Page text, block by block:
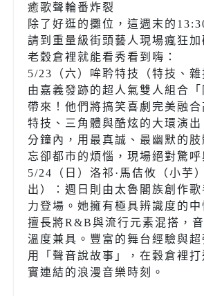
癒歌聲輪番炸裂
除了好逛的攤位，這週末的
請到重量級街頭藝人現場瘋狂加
老穀倉裡就能看秀看到嗨：
5/23（六）哞耹特技（特技、雜
由嘉義發跡的超人氣雙人組合「
帶來！他們將搞笑喜劇完美融合
特技、三角體與酷炫的大環演
分鐘內，用最真誠、最幽默的
忘卻都市的煩惱，現場絕對驚呼
5/24（日）洛祁·馬佶攸（小芋
出）：週日則由太魯閣族創作
力登場。她擁有極具辨識度的中
擅長將R&B與流行元素混搭，
溫度兼具。豐富的舞台經驗與
用「聲音說故事」，在穀倉裡
實連結的浪漫音樂時刻。